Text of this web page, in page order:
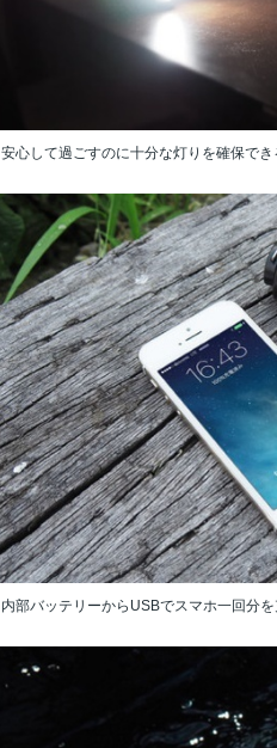
安心して過ごすのに十分な灯りを確保でき
内部バッテリーからUSBでスマホ一回分